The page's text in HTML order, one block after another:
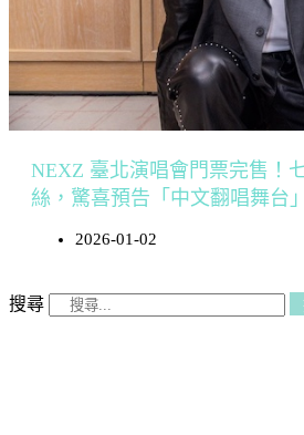
NEXZ 臺北演唱會門票完售！
絲，驚喜預告「中文翻唱舞台」
2026-01-02
搜尋